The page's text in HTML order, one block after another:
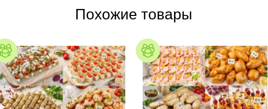
Похожие товары